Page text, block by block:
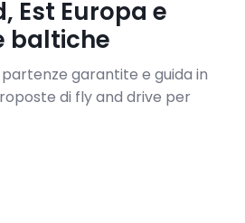
Est Europa e
baltiche
garantite e guida in
di fly and drive per